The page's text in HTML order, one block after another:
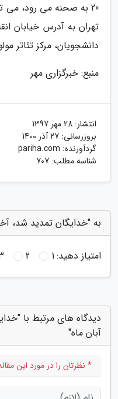
20 به صحنه می رود، می
دانشجویان، مرکز تئاتر
منبع: خبرگزاری مهر
انتشار: 28 مهر 1397
بروزرسانی: 27 آذر 1400
گردآورنده: pariha.com
شناسه مطلب: 707
به "خدایگان تمدید شد، آخرین اجرا 4 آبان
امتیاز دهید:1
2
آبان ماه"
* نظرتان را در مورد این